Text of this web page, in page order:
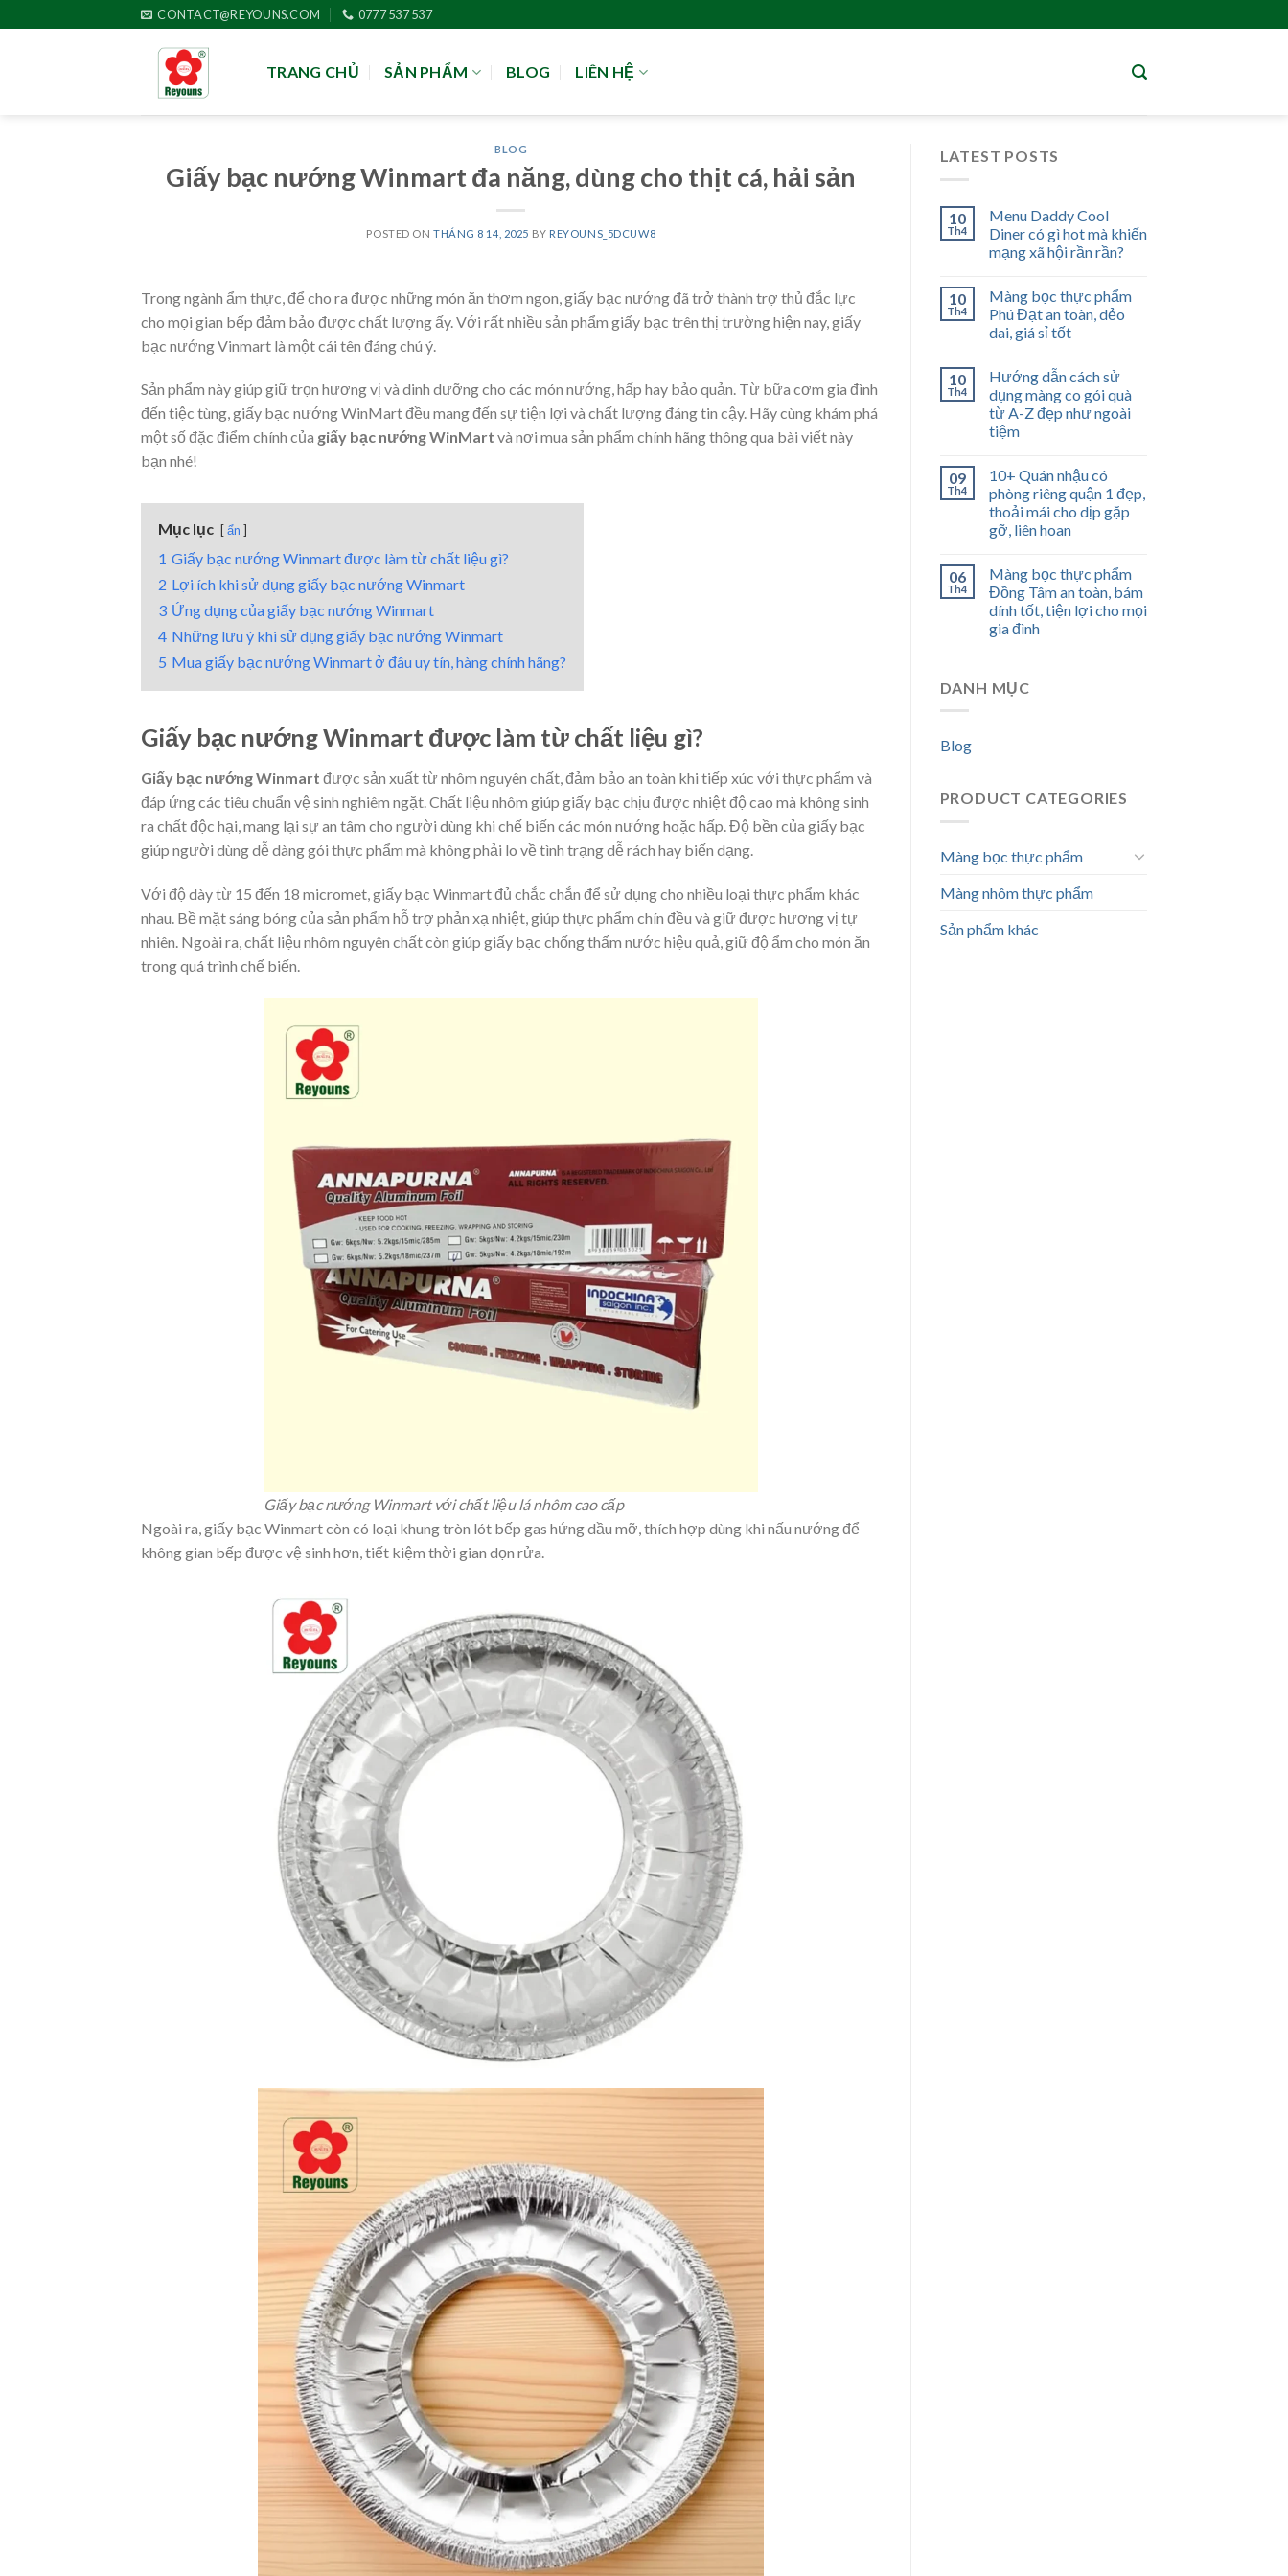
to
CONTACT@REYOUNS.COM 0777 537 537
TRANG CHỦ SẢN PHẨM BLOG LIÊN HỆ
BLOG
Giấy bạc nướng Winmart đa năng, dùng cho thịt cá, hải sản
POSTED ONTHÁNG 8 14, 2025 BY REYOUNS_5DCUW8
Trong ngành ẩm thực, để cho ra được những món ăn thơm ngon, giấy bạc nướng đã trở thành trợ thủ đắc lực
cho mọi gian bếp đảm bảo được chất lượng ấy. Với rất nhiều sản phẩm giấy bạc trên thị trường hiện nay, giấy
bạc nướng Vinmart là một cái tên đáng chú ý.
Sản phẩm này giúp giữ trọn hương vị và dinh dưỡng cho các món nướng, hấp hay bảo quản. Từ bữa cơm gia đình
đến tiệc tùng, giấy bạc nướng WinMart đều mang đến sự tiện lợi và chất lượng đáng tin cậy. Hãy cùng khám phá
một số đặc điểm chính của giấy bạc nướng WinMart và nơi mua sản phẩm chính hãng thông qua bài viết này
bạn nhé!
Mục lục ẩn
1 Giấy bạc nướng Winmart được làm từ chất liệu gì?
2 Lợi ích khi sử dụng giấy bạc nướng Winmart
3 Ứng dụng của giấy bạc nướng Winmart
4 Những lưu ý khi sử dụng giấy bạc nướng Winmart
5 Mua giấy bạc nướng Winmart ở đâu uy tín, hàng chính hãng?
Giấy bạc nướng Winmart được làm từ chất liệu gì?
Giấy bạc nướng Winmart được sản xuất từ nhôm nguyên chất, đảm bảo an toàn khi tiếp xúc với thực phẩm và
đáp ứng các tiêu chuẩn vệ sinh nghiêm ngặt. Chất liệu nhôm giúp giấy bạc chịu được nhiệt độ cao mà không sinh
ra chất độc hại, mang lại sự an tâm cho người dùng khi chế biến các món nướng hoặc hấp. Độ bền của giấy bạc
giúp người dùng dễ dàng gói thực phẩm mà không phải lo về tình trạng dễ rách hay biến dạng.
Với độ dày từ 15 đến 18 micromet, giấy bạc Winmart đủ chắc chắn để sử dụng cho nhiều loại thực phẩm khác
nhau. Bề mặt sáng bóng của sản phẩm hỗ trợ phản xạ nhiệt, giúp thực phẩm chín đều và giữ được hương vị tự
nhiên. Ngoài ra, chất liệu nhôm nguyên chất còn giúp giấy bạc chống thấm nước hiệu quả, giữ độ ẩm cho món ăn
trong quá trình chế biến.
Giấy bạc nướng Winmart với chất liệu lá nhôm cao cấp
Ngoài ra, giấy bạc Winmart còn có loại khung tròn lót bếp gas hứng dầu mỡ, thích hợp dùng khi nấu nướng để
không gian bếp được vệ sinh hơn, tiết kiệm thời gian dọn rửa.
LATEST POSTS
10
Th4
Menu Daddy Cool
Diner có gì hot mà khiến
mạng xã hội rần rần?
10
Th4
Màng bọc thực phẩm
Phú Đạt an toàn, dẻo
dai, giá sỉ tốt
10
Th4
Hướng dẫn cách sử
dụng màng co gói quà
từ A-Z đẹp như ngoài
tiệm
09
Th4
10+ Quán nhậu có
phòng riêng quận 1 đẹp,
thoải mái cho dịp gặp
gỡ, liên hoan
06
Th4
Màng bọc thực phẩm
Đồng Tâm an toàn, bám
dính tốt, tiện lợi cho mọi
gia đình
DANH MỤC
Blog
PRODUCT CATEGORIES
Màng bọc thực phẩm
Màng nhôm thực phẩm
Sản phẩm khác